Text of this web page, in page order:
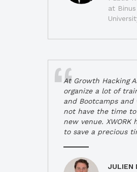
at Binus
At Growth Hacking
organize a lot of
and Bootcamps and
not have the time
new venue. XWORK
to save a precious
JULIEN